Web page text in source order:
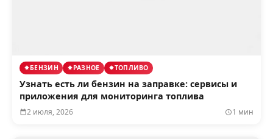
БЕНЗИН РАЗНОЕ ТОПЛИВО
Узнать есть ли бензин на заправке: сервисы и
приложения для мониторинга топлива
2 июля, 2026 1 мин